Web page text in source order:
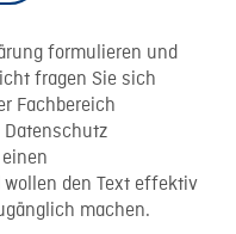
formulieren und
fragen Sie sich
Fachbereich
Datenschutz
den Text effektiv
machen.